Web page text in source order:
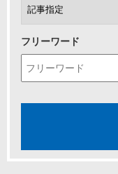
フリーワード